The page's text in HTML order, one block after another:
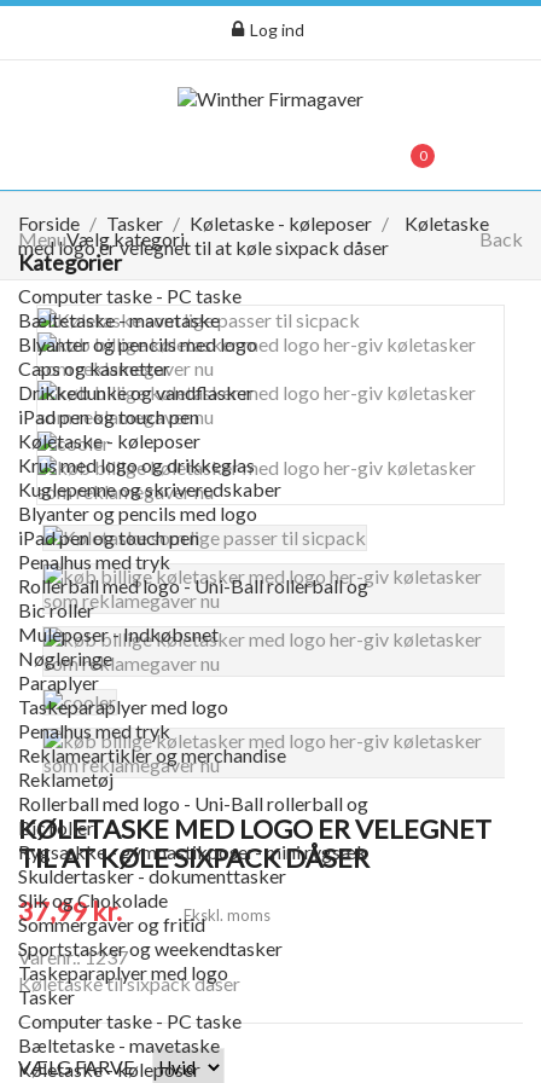
Log ind
0
Menu Back
Vælg kategori
Kategorier
Computer taske - PC taske
Bæltetaske - mavetaske
Blyanter og pencils med logo
Caps og kasketter
Drikkedunke og vandflasker
iPad pen og touch pen
Køletaske - køleposer
Krus med logo og drikkeglas
Kuglepenne og skriveredskaber
Blyanter og pencils med logo
iPad pen og touch pen
Penalhus med tryk
Rollerball med logo - Uni-Ball rollerball og
Bic roller
Muleposer - Indkøbsnet
Nøgleringe
Paraplyer
Taskeparaplyer med logo
Penalhus med tryk
Reklameartikler og merchandise
Reklametøj
Rollerball med logo - Uni-Ball rollerball og
Bic roller
Rygsække - gymnastikposer- mini rygsæk
Skuldertasker - dokumenttasker
Slik og Chokolade
Sommergaver og fritid
Sportstasker og weekendtasker
Taskeparaplyer med logo
Tasker
Computer taske - PC taske
Bæltetaske - mavetaske
Køletaske - køleposer
Forside Tasker Køletaske - køleposer
Køletaske
med logo er velegnet til at køle sixpack dåser
KØLETASKE MED LOGO ER VELEGNET
TIL AT KØLE SIXPACK DÅSER
37,99 kr.
Ekskl. moms
Varenr.: 1237
Køletaske til sixpack dåser
VÆLG FARVE